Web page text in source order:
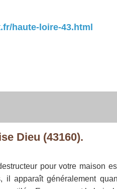
haute-loire-43.html
Dieu (43160).
pour votre maison
apparaît généralement